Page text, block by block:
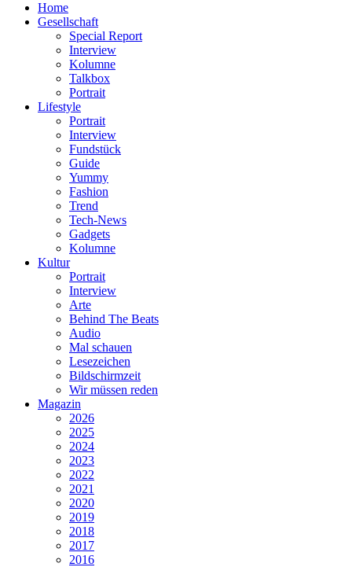
Home
Gesellschaft
Special Report
Interview
Kolumne
Talkbox
Portrait
Lifestyle
Portrait
Interview
Fundstück
Guide
Yummy
Fashion
Trend
Tech-News
Gadgets
Kolumne
Kultur
Portrait
Interview
Arte
Behind The Beats
Audio
Mal schauen
Lesezeichen
Bildschirmzeit
Wir müssen reden
Magazin
2026
2025
2024
2023
2022
2021
2020
2019
2018
2017
2016